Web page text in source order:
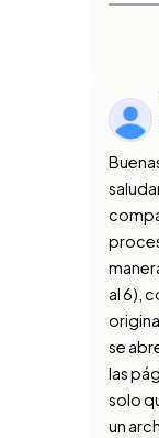
al 6),
se
las
solo
un